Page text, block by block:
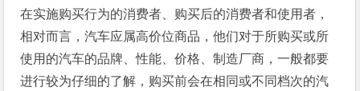
在实施购买行为的消费者、购买后的消费者和使用者，
相对而言，汽车应属高价位商品，他们对于所购买或所
使用的汽车的品牌、性能、价格、制造厂商，一般都要
进行较为仔细的了解，购买前会在相同或不同档次的汽